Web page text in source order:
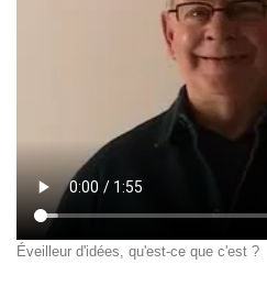
Éveilleur d'idées, qu'est-ce que c'est ?